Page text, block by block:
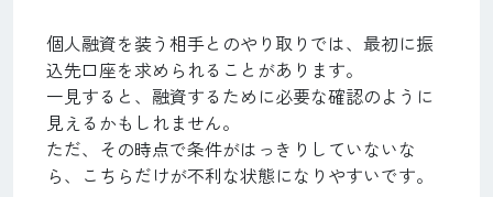
個人融資を装う相手とのやり取りでは、最初に振
込先口座を求められることがあります。
一見すると、融資するために必要な確認のように
見えるかもしれません。
ただ、その時点で条件がはっきりしていないな
ら、こちらだけが不利な状態になりやすいです。